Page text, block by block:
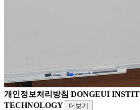
개인정보처리방침 DONGEUI
TECHNOLOGY
더보기